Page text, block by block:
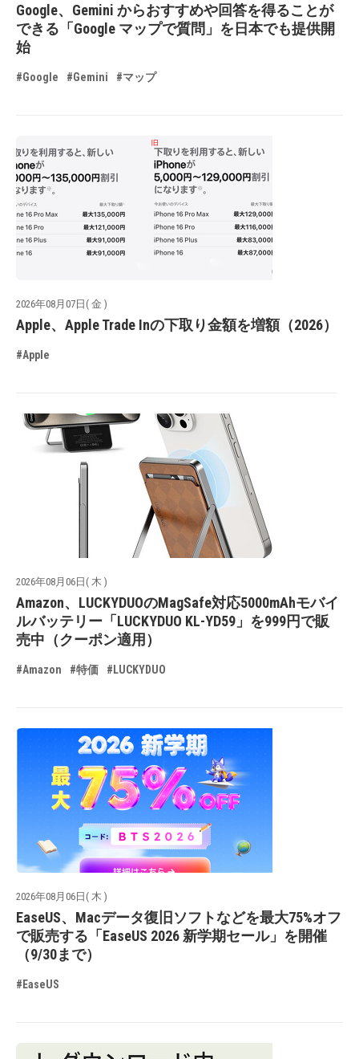
Google、Gemini からおすすめや回答を得ることが
できる「Google マップで質問」を日本でも提供開
始
#Google #Gemini #マップ
2026年08月07日( 金 )
Apple、Apple Trade Inの下取り金額を増額（2026）
#Apple
2026年08月06日( 木 )
Amazon、LUCKYDUOのMagSafe対応5000mAhモバイ
ルバッテリー「LUCKYDUO KL-YD59」を999円で販
売中（クーポン適用）
#Amazon #特価 #LUCKYDUO
2026年08月06日( 木 )
EaseUS、Macデータ復旧ソフトなどを最大75%オフ
で販売する「EaseUS 2026 新学期セール」を開催
（9/30まで）
#EaseUS